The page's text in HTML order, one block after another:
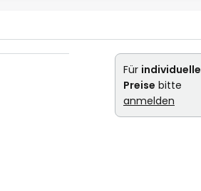
Für individuelle
Preise bitte
anmelden